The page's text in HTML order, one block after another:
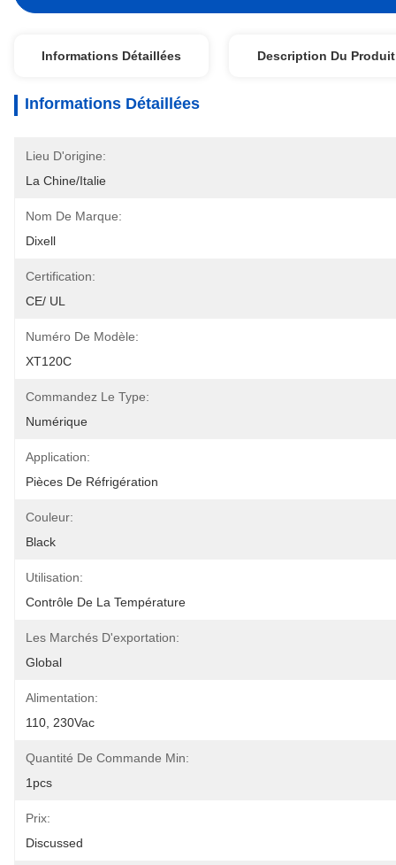
Informations Détaillées Description Du Produit
Informations Détaillées
Lieu D'origine:
La Chine/Italie
Nom De Marque:
Dixell
Certification:
CE/ UL
Numéro De Modèle:
XT120C
Commandez Le Type:
Numérique
Application:
Pièces De Réfrigération
Couleur:
Black
Utilisation:
Contrôle De La Température
Les Marchés D'exportation:
Global
Alimentation:
110, 230Vac
Quantité De Commande Min:
1pcs
Prix:
Discussed